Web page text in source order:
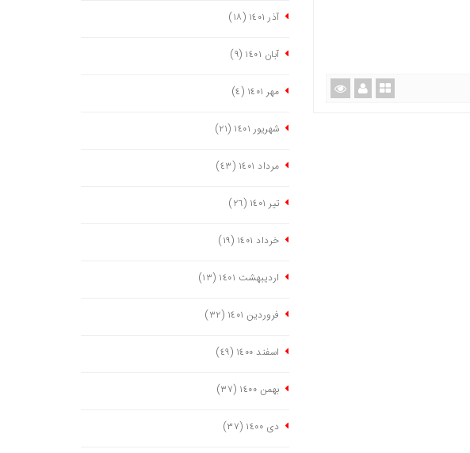
آذر ١٤٠١ (١٨)
آبان ١٤٠١ (٩)
مهر ١٤٠١ (٤)
شهریور ١٤٠١ (٢١)
مرداد ١٤٠١ (٤٣)
تیر ١٤٠١ (٢٦)
خرداد ١٤٠١ (١٩)
اردیبهشت ١٤٠١ (١٣)
فروردین ١٤٠١ (٣٢)
اسفند ١٤٠٠ (٤٩)
بهمن ١٤٠٠ (٣٧)
دی ١٤٠٠ (٣٧)